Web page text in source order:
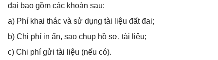
đai bao gồm các khoản sau:
a) Phí khai thác và sử dụng tài liệu đất đai;
b) Chi phí in ấn, sao chụp hồ sơ, tài liệu;
c) Chi phí gửi tài liệu (nếu có).